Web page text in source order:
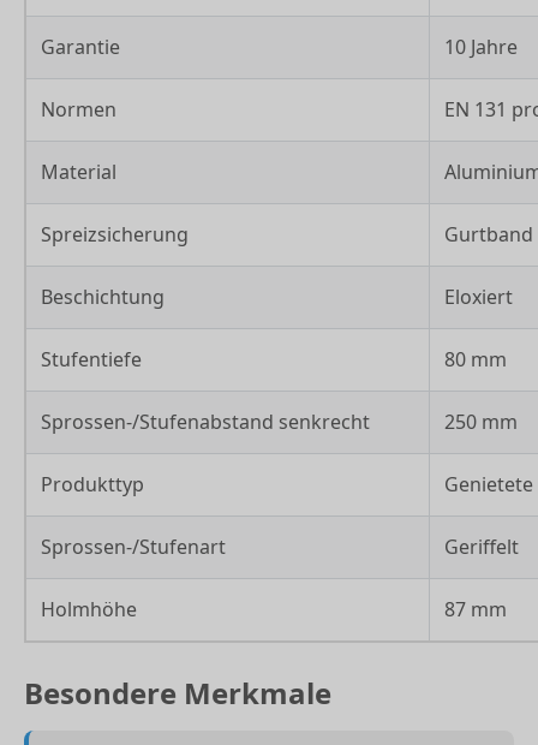
Garantie 10 Jahre
Normen EN 131
Material
Spreizsicherung Gurtband
Beschichtung Eloxiert
Stufentiefe 80 mm
Sprossen-/Stufenabstand senkrecht 250 mm
Produkttyp
Sprossen-/Stufenart Geriffelt
Holmhöhe 87 mm
Besondere Merkmale